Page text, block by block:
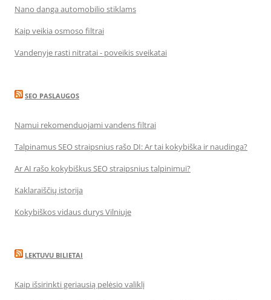
Nano danga automobilio stiklams
Kaip veikia osmoso filtrai
Vandenyje rasti nitratai - poveikis sveikatai
SEO PASLAUGOS
Namui rekomenduojami vandens filtrai
Talpinamus SEO straipsnius rašo DI: Ar tai kokybiška ir naudinga?
Ar AI rašo kokybiškus SEO straipsnius talpinimui?
Kaklaraiščių istorija
Kokybiškos vidaus durys Vilniuje
LEKTUVU BILIETAI
Kaip išsirinkti geriausią pelėsio valiklį